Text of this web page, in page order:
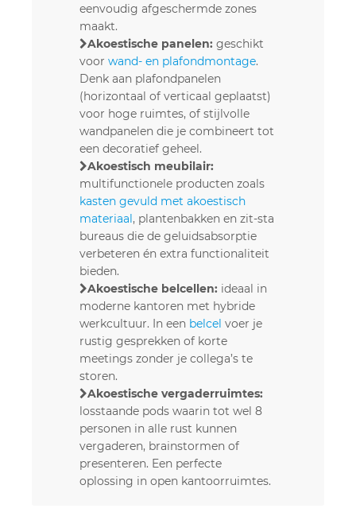
eenvoudig afgeschermde zones
maakt.
Akoestische panelen: geschikt
voor wand- en plafondmontage.
Denk aan plafondpanelen
(horizontaal of verticaal geplaatst)
voor hoge ruimtes, of stijlvolle
wandpanelen die je combineert tot
een decoratief geheel.
Akoestisch meubilair:
multifunctionele producten zoals
kasten gevuld met akoestisch
materiaal , plantenbakken en zit-sta
bureaus die de geluidsabsorptie
verbeteren én extra functionaliteit
bieden.
Akoestische belcellen: ideaal in
moderne kantoren met hybride
werkcultuur. In een belcel voer je
rustig gesprekken of korte
meetings zonder je collega’s te
storen.
Akoestische vergaderruimtes:
losstaande pods waarin tot wel 8
personen in alle rust kunnen
vergaderen, brainstormen of
presenteren. Een perfecte
oplossing in open kantoorruimtes.